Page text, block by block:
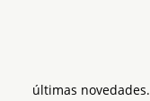
últimas novedades.